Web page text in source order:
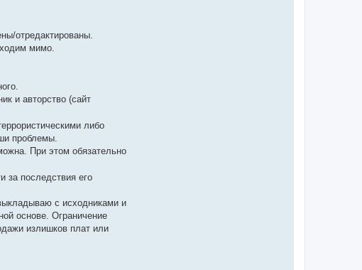
отредактированы.
мимо.
и авторство (сайт
либо
проблемы.
При этом обязательно
за последствия его
с исходниками и
основе. Ограничение
излишков плат или